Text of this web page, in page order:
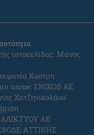
ιστοσελίδας: Μάνος
Κασίμη
name: ENIKOS AE
Χατζηνικολάου
ΑΕ
ΑΤΤΙΚΗΣ